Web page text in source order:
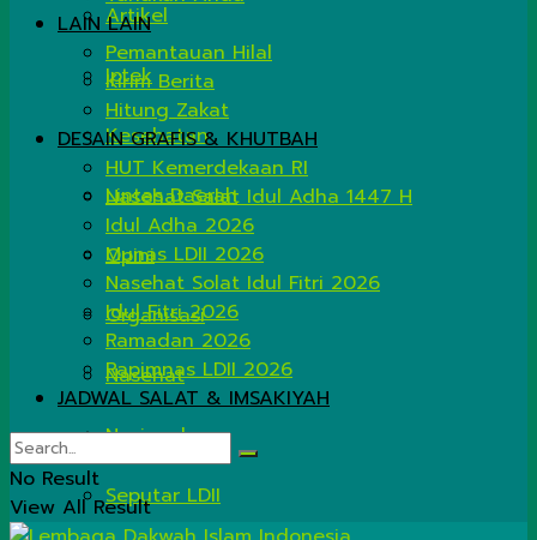
Artikel
Iptek
Kesehatan
Lintas Daerah
Opini
Organisasi
Nasehat
Nasional
Seputar LDII
LAIN LAIN
Pemantauan Hilal
Kirim Berita
Hitung Zakat
DESAIN GRAFIS & KHUTBAH
HUT Kemerdekaan RI
Nasehat Salat Idul Adha 1447 H
Idul Adha 2026
Munas LDII 2026
Nasehat Solat Idul Fitri 2026
Idul Fitri 2026
Ramadan 2026
Rapimnas LDII 2026
JADWAL SALAT & IMSAKIYAH
No Result
View All Result